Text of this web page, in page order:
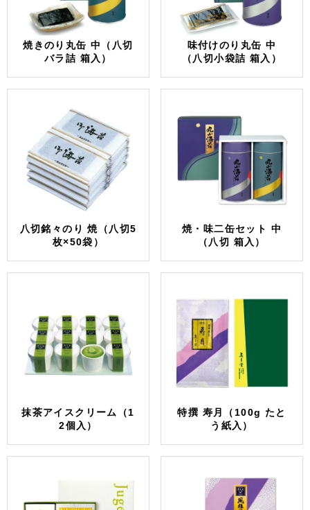
焼きのり丸缶 中（八切
バラ詰 箱入）
味付けのり丸缶 中
（八切小袋詰 箱入）
八切銘々のり 焼（八切5
枚×50袋）
焼・味二缶セット 中
（八切 箱入）
抹茶アイスクリーム（1
2個入）
特撰 寿月（100g たと
う紙入）